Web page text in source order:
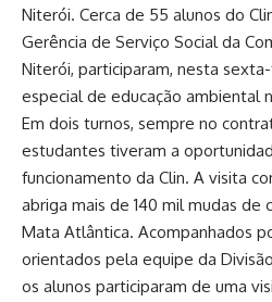
Niterói. Cerca de 55 alunos do
Gerência de Serviço Social da
Niterói, participaram, nesta
especial de educação ambiental
Em dois turnos, sempre no
estudantes tiveram a
funcionamento da Clin. A visita
abriga mais de 140 mil mudas de
Mata Atlântica. Acompanhados
orientados pela equipe da
os alunos participaram de uma